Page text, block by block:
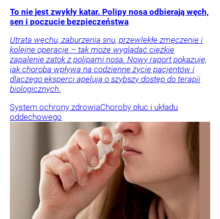
To nie jest zwykły katar. Polipy nosa odbierają węch,
sen i poczucie bezpieczeństwa
Utrata węchu, zaburzenia snu, przewlekłe zmęczenie i
kolejne operacje – tak może wyglądać ciężkie
zapalenie zatok z polipami nosa. Nowy raport pokazuje,
jak choroba wpływa na codzienne życie pacjentów i
dlaczego eksperci apelują o szybszy dostęp do terapii
biologicznych.
System ochrony zdrowiaChoroby płuc i układu
oddechowego